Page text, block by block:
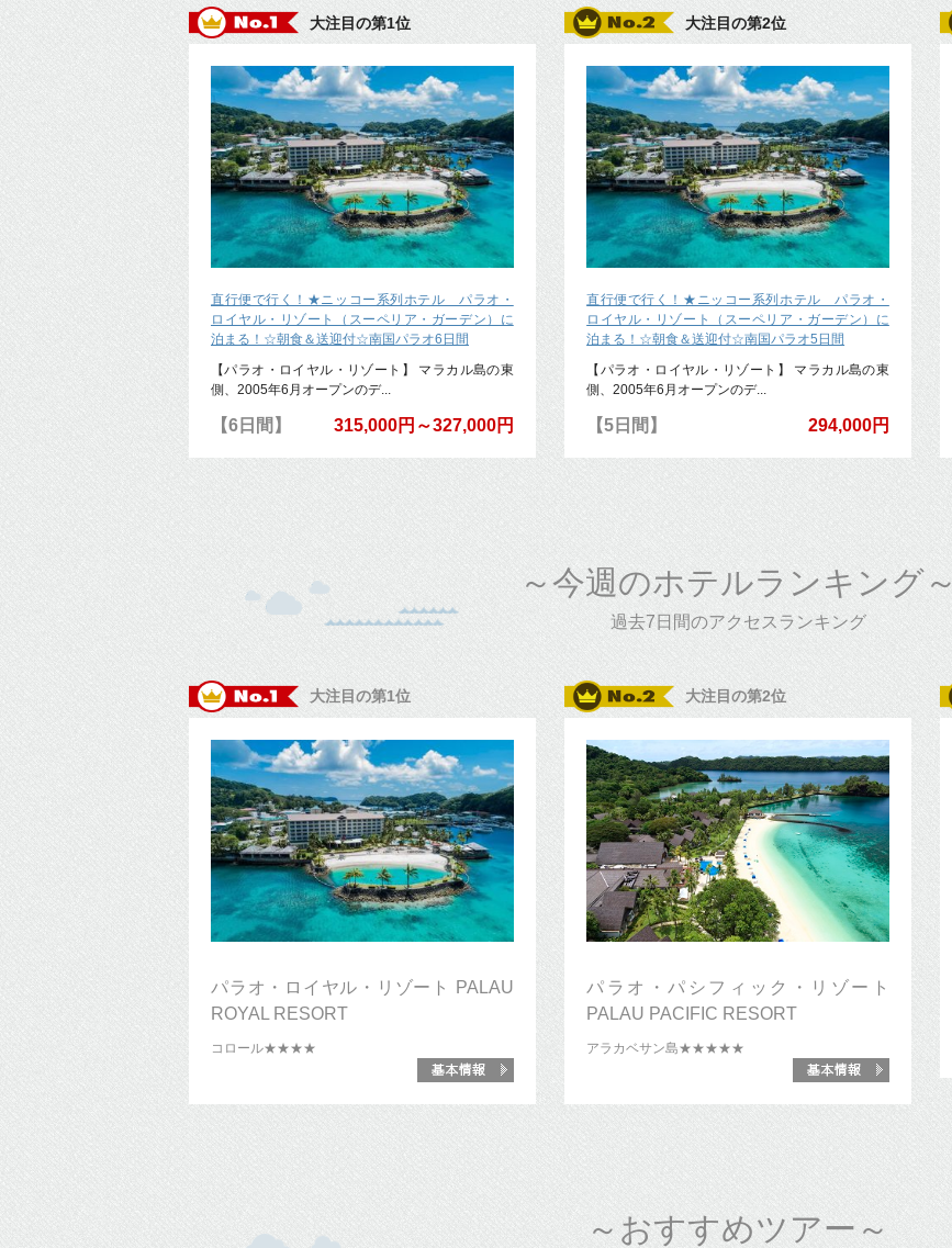
大注目の第1位
直行便で行く！★ニッコー系列ホテル パラオ・
ロイヤル・リゾート（スーペリア・ガーデン）に
泊まる！☆朝食＆送迎付☆南国パラオ6日間
【パラオ・ロイヤル・リゾート】 マラカル島の東
側、2005年6月オープンのデ...
【6日間】 315,000円～327,000円
大注目の第2位
直行便で行く！★ニッコー系列ホテル パラオ・
ロイヤル・リゾート（スーペリア・ガーデン）に
泊まる！☆朝食＆送迎付☆南国パラオ5日間
【パラオ・ロイヤル・リゾート】 マラカル島の東
側、2005年6月オープンのデ...
【5日間】 294,000円
～今週のホテルランキング～
過去7日間のアクセスランキング
大注目の第1位
パラオ・ロイヤル・リゾート PALAU
ROYAL RESORT
コロール★★★★
大注目の第2位
パラオ・パシフィック・リゾート
PALAU PACIFIC RESORT
アラカベサン島★★★★★
～おすすめツアー～